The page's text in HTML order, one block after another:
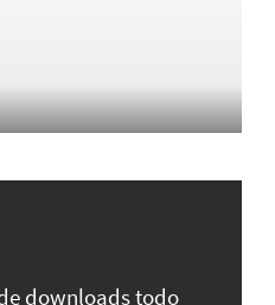
downloads todo